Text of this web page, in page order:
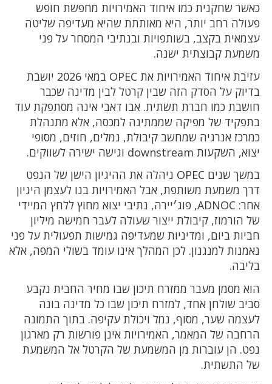
כאשר שחקנית כמו איחוד האמירויות מחפשת חופש
פעולה רחב יותר, היא מאותתת שהיא מעדיפה שליטה
עצמאית בקצב, בשותפויות ובנתיבי המסחר על פני
משמעת קבוצתית ישנה.
עזיבת איחוד האמירויות את OPEC במאי 2026 יושבת
בדיוק על הסדק הזה שבין קרטל לבין מדינה שכבר
חושבת כמו חברת תשתית. אבו דאבי אינה מסתפקת עוד
בתפקיד של מפיקה שממתינה למכסה, אלא מתנהלת
כמרכז אנרגיה שמחשב קיבולת, נמלים, חוזים, מסופי
יצוא, השקעות downstream וגישה ישירה לשווקים.
במשך שנים OPEC ניהלה את ההיגיון הישן של הנפט
דרך משמעת משותפת, אבל האמירויות בנו לעצמן היגיון
אחר: ADNOC, פוג׳יירה, נתיבי יצוא מחוץ ללחץ המיידי
של הורמוז, קיבולת ייצור שעולה לעבר חמישה מיליון
חביות ביום, ומדיניות שמעדיפה גמישות תפעולית על פני
נאמנות למנגנון. לכן המהלך אינו עומד בשולי המפה, אלא
בליבה.
הוא מסמן מעבר ממזרח תיכון שבו מחיר החבית נקבע
סביב שולחן אחד, למזרח תיכון שבו כל מדינה בונה
לעצמה שער, מסוף, נמל ויכולת עקיפה. בתוך התמונה
הרחבה של המאמר, האמירויות אינן פורשות רק מארגון
נפט. הן עוברות מן המשמעת של הקרטל אל המשמעת
של התשתית.